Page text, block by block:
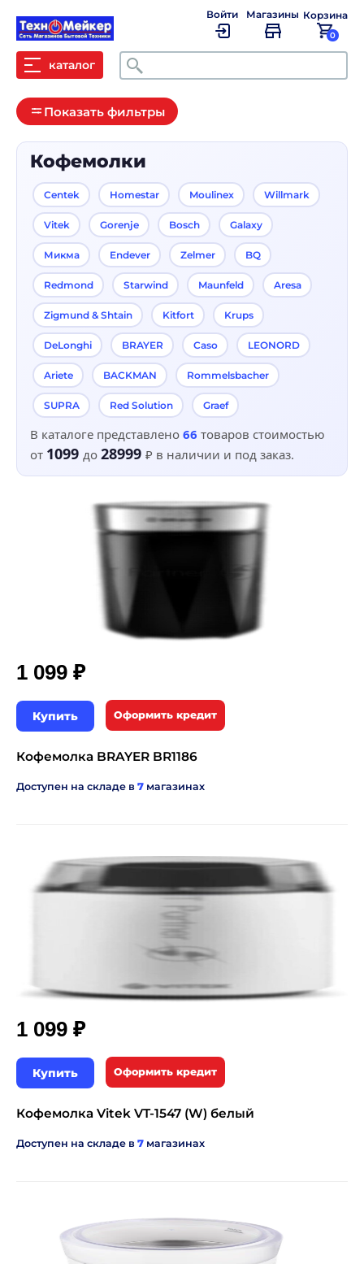
каталог Поиск
Войти Магазины Корзина
0
Показать фильтры
Кофемолки
Centek Homestar Moulinex Willmark
Vitek Gorenje Bosch Galaxy
Микма Endever Zelmer BQ
Redmond Starwind Maunfeld Aresa
Zigmund & Shtain Kitfort Krups
DeLonghi BRAYER Caso LEONORD
Ariete BACKMAN Rommelsbacher
SUPRA Red Solution Graef
В каталоге представлено 66 товаров стоимостью
от 1099 до 28999 ₽ в наличии и под заказ.
1 099 ₽
Купить Оформить кредит
Кофемолка BRAYER BR1186
Доступен на складе в 7 магазинах
1 099 ₽
Купить Оформить кредит
Кофемолка Vitek VT-1547 (W) белый
Доступен на складе в 7 магазинах